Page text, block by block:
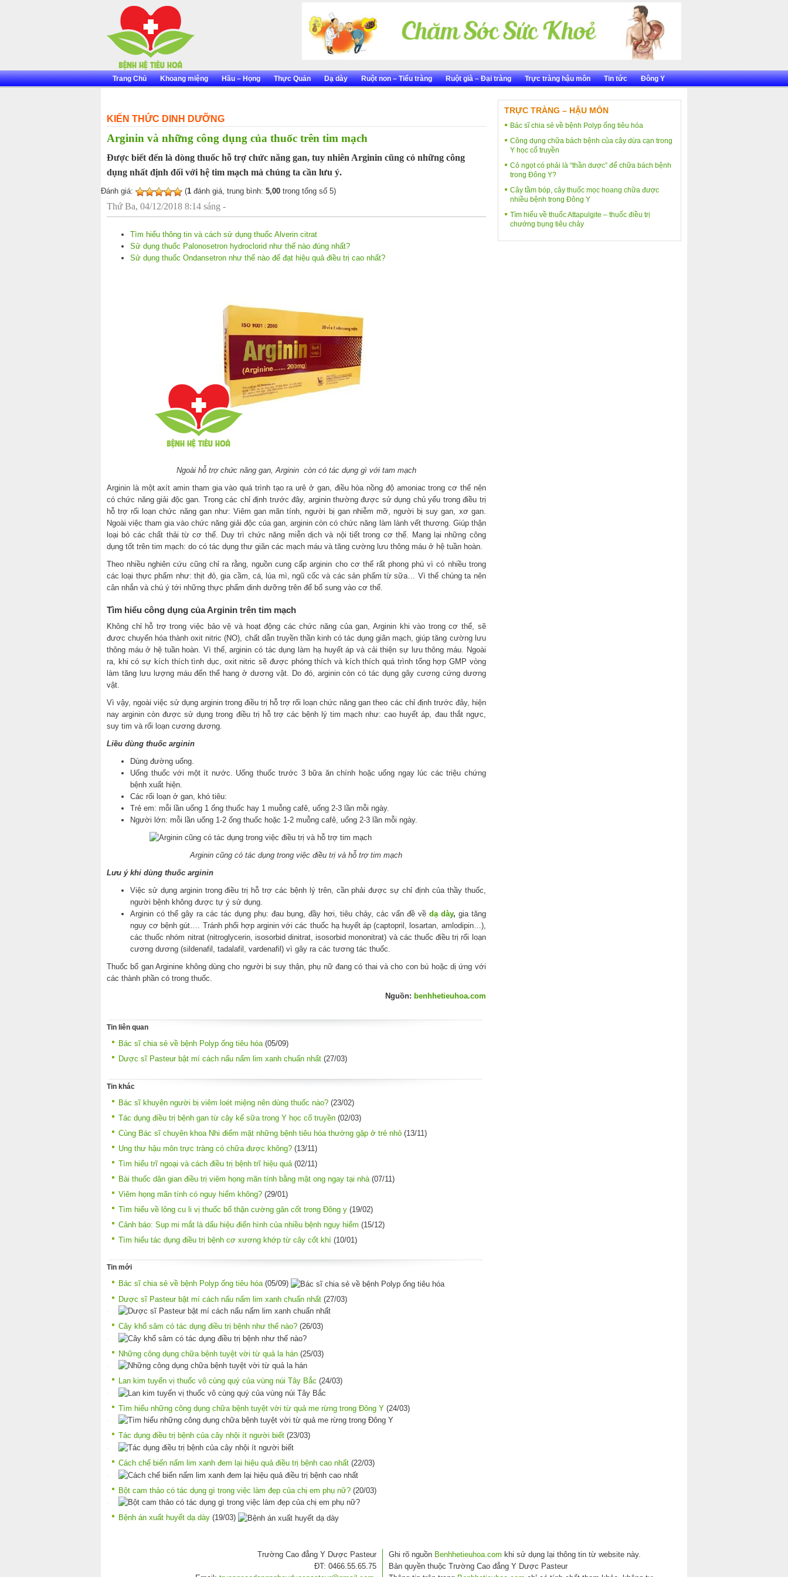
Trang Chủ Khoang miệng Hầu – Họng Thực Quản Dạ dày Ruột non – Tiểu tràng Ruột già – Đại tràng Trực tràng hậu môn Tin tức Đông Y
KIẾN THỨC DINH DƯỠNG
Arginin và những công dụng của thuốc trên tim mạch
Được biết đến là dòng thuốc hỗ trợ chức năng gan, tuy nhiên Arginin cũng có những công
dụng nhất định đối với hệ tim mạch mà chúng ta cần lưu ý.
Đánh giá: (1 đánh giá, trung bình: 5,00 trong tổng số 5)
Thứ Ba, 04/12/2018 8:14 sáng -
Tìm hiểu thông tin và cách sử dụng thuốc Alverin citrat
Sử dụng thuốc Palonosetron hydroclorid như thế nào đúng nhất?
Sử dụng thuốc Ondansetron như thế nào để đạt hiệu quả điều trị cao nhất?
Ngoài hỗ trợ chức năng gan, Arginin còn có tác dụng gì với tam mạch
Arginin là một axít amin tham gia vào quá trình tạo ra urê ở gan, điều hòa nồng độ amoniac trong cơ thể nên
có chức năng giải độc gan. Trong các chỉ định trước đây, arginin thường được sử dụng chủ yếu trong điều trị
hỗ trợ rối loạn chức năng gan như: Viêm gan mãn tính, người bị gan nhiễm mỡ, người bị suy gan, xơ gan.
Ngoài việc tham gia vào chức năng giải độc của gan, arginin còn có chức năng làm lành vết thương. Giúp thận
loại bỏ các chất thải từ cơ thể. Duy trì chức năng miễn dịch và nội tiết trong cơ thể. Mang lại những công
dụng tốt trên tim mạch: do có tác dụng thư giãn các mạch máu và tăng cường lưu thông máu ở hệ tuần hoàn.
Theo nhiều nghiên cứu cũng chỉ ra rằng, nguồn cung cấp arginin cho cơ thể rất phong phú vì có nhiều trong
các loại thực phẩm như: thịt đỏ, gia cầm, cá, lúa mì, ngũ cốc và các sản phẩm từ sữa… Vì thế chúng ta nên
cân nhắn và chú ý tới những thực phẩm dinh dưỡng trên để bổ sung vào cơ thể.
Tìm hiểu công dụng của Arginin trên tim mạch
Không chỉ hỗ trợ trong việc bảo vệ và hoạt động các chức năng của gan, Arginin khi vào trong cơ thể, sẽ
đươc chuyển hóa thành oxit nitric (NO), chất dẫn truyền thần kinh có tác dụng giãn mạch, giúp tăng cường lưu
thông máu ở hệ tuần hoàn. Vì thế, arginin có tác dụng làm hạ huyết áp và cải thiện sự lưu thông máu. Ngoài
ra, khi có sự kích thích tình dục, oxit nitric sẽ được phóng thích và kích thích quá trình tổng hợp GMP vòng
làm tăng lưu lượng máu đến thể hang ở dương vật. Do đó, arginin còn có tác dụng gây cương cứng dương
vật.
Vì vậy, ngoài việc sử dụng arginin trong điều trị hỗ trợ rối loạn chức năng gan theo các chỉ định trước đây, hiện
nay arginin còn được sử dụng trong điều trị hỗ trợ các bệnh lý tim mạch như: cao huyết áp, đau thắt ngực,
suy tim và rối loạn cương dương.
Liều dùng thuốc arginin
Dùng đường uống.
Uống thuốc với một ít nước. Uống thuốc trước 3 bữa ăn chính hoặc uống ngay lúc các triệu chứng
bệnh xuất hiện.
Các rối loạn ở gan, khó tiêu:
Trẻ em: mỗi lần uống 1 ống thuốc hay 1 muỗng cafê, uống 2-3 lần mỗi ngày.
Người lớn: mỗi lần uống 1-2 ống thuốc hoặc 1-2 muỗng cafê, uống 2-3 lần mỗi ngày.
Arginin cũng có tác dụng trong việc điều trị và hỗ trợ tim mạch
Lưu ý khi dùng thuốc arginin
Việc sử dụng arginin trong điều trị hỗ trợ các bệnh lý trên, cần phải được sự chỉ định của thầy thuốc,
người bệnh không được tự ý sử dụng.
Arginin có thể gây ra các tác dụng phụ: đau bụng, đầy hơi, tiêu chảy, các vấn đề về dạ dày, gia tăng
nguy cơ bệnh gút…. Tránh phối hợp arginin với các thuốc hạ huyết áp (captopril, losartan, amlodipin…),
các thuốc nhóm nitrat (nitroglycerin, isosorbid dinitrat, isosorbid mononitrat) và các thuốc điều trị rối loạn
cương dương (sildenafil, tadalafil, vardenafil) vì gây ra các tương tác thuốc.
Thuốc bổ gan Arginine không dùng cho người bị suy thận, phụ nữ đang có thai và cho con bú hoặc dị ứng với
các thành phần có trong thuốc.
Nguồn: benhhetieuhoa.com
Tin liên quan
Bác sĩ chia sẻ về bệnh Polyp ống tiêu hóa(05/09)
Dược sĩ Pasteur bật mí cách nấu nấm lim xanh chuẩn nhất (27/03)
Tin khác
Bác sĩ khuyên người bị viêm loét miệng nên dùng thuốc nào? (23/02)
Tác dụng điều trị bệnh gan từ cây kế sữa trong Y học cổ truyền (02/03)
Cùng Bác sĩ chuyên khoa Nhi điểm mặt những bệnh tiêu hóa thường gặp ở trẻ nhỏ (13/11)
Ung thư hậu môn trực tràng có chữa được không? (13/11)
Tìm hiểu trĩ ngoại và cách điều trị bệnh trĩ hiệu quả (02/11)
Bài thuốc dân gian điều trị viêm họng mãn tính bằng mật ong ngay tại nhà (07/11)
Viêm họng mãn tính có nguy hiểm không? (29/01)
Tìm hiểu về lông cu li vị thuốc bổ thận cường gân cốt trong Đông y (19/02)
Cảnh báo: Sụp mi mắt là dấu hiệu điển hình của nhiều bệnh nguy hiểm (15/12)
Tìm hiểu tác dụng điều trị bệnh cơ xương khớp từ cây cốt khí (10/01)
Tin mới
Bác sĩ chia sẻ về bệnh Polyp ống tiêu hóa(05/09)
Dược sĩ Pasteur bật mí cách nấu nấm lim xanh chuẩn nhất (27/03)
Cây khổ sâm có tác dụng điều trị bệnh như thế nào? (26/03)
Những công dụng chữa bệnh tuyệt vời từ quả la hán (25/03)
Lan kim tuyến vị thuốc vô cùng quý của vùng núi Tây Bắc (24/03)
Tìm hiểu những công dụng chữa bệnh tuyệt vời từ quả me rừng trong Đông Y (24/03)
Tác dụng điều trị bệnh của cây nhội ít người biết (23/03)
Cách chế biến nấm lim xanh đem lại hiệu quả điều trị bệnh cao nhất (22/03)
Bột cam thảo có tác dụng gì trong việc làm đẹp của chị em phụ nữ? (20/03)
Bệnh án xuất huyết dạ dày (19/03)
TRỰC TRÀNG – HẬU MÔN
Bác sĩ chia sẻ về bệnh Polyp ống tiêu hóa
Công dụng chữa bách bệnh của cây dừa cạn trong
Y học cổ truyền
Cỏ ngọt có phải là “thần dược” để chữa bách bệnh
trong Đông Y?
Cây tầm bóp, cây thuốc mọc hoang chữa được
nhiều bệnh trong Đông Y
Tìm hiểu về thuốc Attapulgite – thuốc điều trị
chướng bụng tiêu chảy
Trường Cao đẳng Y Dược Pasteur
ĐT: 0466.55.65.75
Ghi rõ nguồn Benhhetieuhoa.com khi sử dụng lại thông tin từ website này.
Bản quyền thuộc Trường Cao đẳng Y Dược Pasteur